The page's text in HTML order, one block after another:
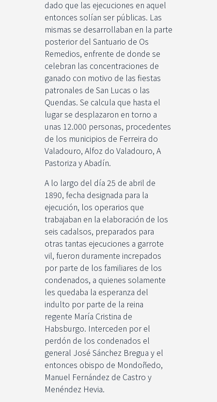
dado que las ejecuciones en aquel
entonces solían ser públicas. Las
mismas se desarrollaban en la parte
posterior del Santuario de Os
Remedios, enfrente de donde se
celebran las concentraciones de
ganado con motivo de las fiestas
patronales de San Lucas o las
Quendas. Se calcula que hasta el
lugar se desplazaron en torno a
unas 12.000 personas, procedentes
de los municipios de Ferreira do
Valadouro, Alfoz do Valadouro, A
Pastoriza y Abadín.
A lo largo del día 25 de abril de
1890, fecha designada para la
ejecución, los operarios que
trabajaban en la elaboración de los
seis cadalsos, preparados para
otras tantas ejecuciones a garrote
vil, fueron duramente increpados
por parte de los familiares de los
condenados, a quienes solamente
les quedaba la esperanza del
indulto por parte de la reina
regente María Cristina de
Habsburgo. Interceden por el
perdón de los condenados el
general José Sánchez Bregua y el
entonces obispo de Mondoñedo,
Manuel Fernández de Castro y
Menéndez Hevia.